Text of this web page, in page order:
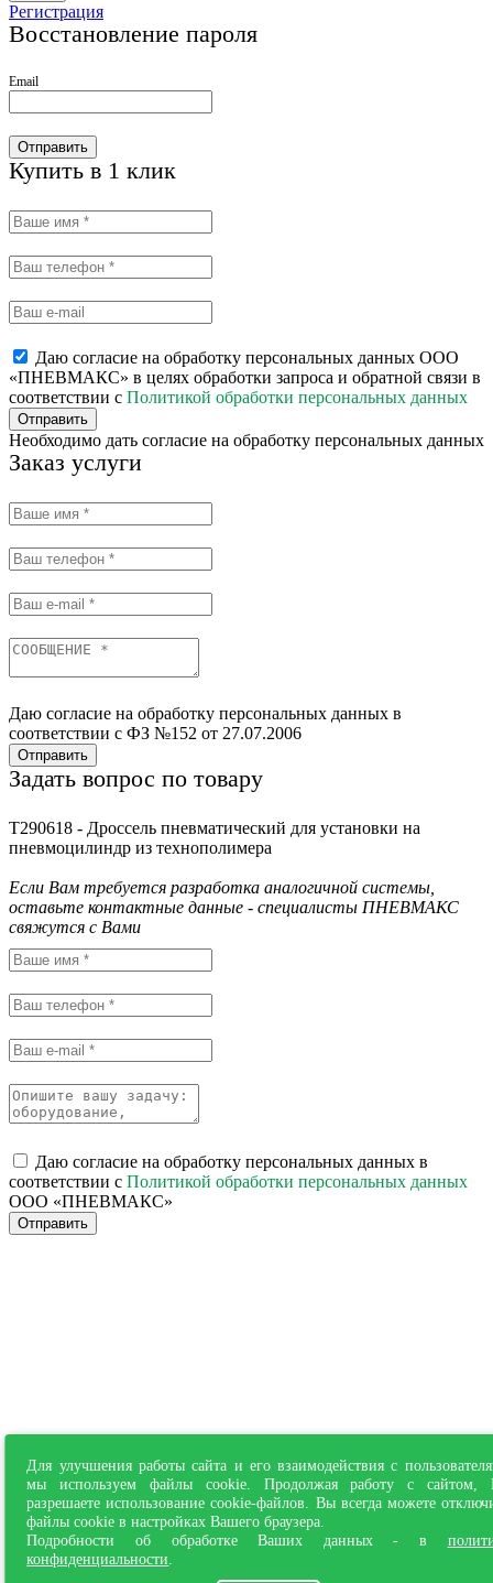
Для улучшения работы сайта и его взаимодействия с
мы используем файлы cookie. Продолжая работу с сайтом,
разрешаете использование cookie-файлов. Вы всегда можете
файлы cookie в настройках Вашего браузера.
Подробности об обработке Ваших данных - в
конфиденциальности
Регистрация
Восстановление пароля
Email
Отправить
Купить в 1 клик
Даю согласие на обработку персональных данных ООО
«ПНЕВМАКС» в целях обработки запроса и обратной связи в
соответствии с Политикой обработки персональных данных
Отправить
Необходимо дать согласие на обработку персональных данных
Заказ услуги
Даю согласие на обработку персональных данных в
соответствии с ФЗ №152 от 27.07.2006
Отправить
Задать вопрос по товару
T290618 - Дроcсель пневматический для установки на
пневмоцилиндр из технополимера
Если Вам требуется разработка аналогичной системы,
оставьте контактные данные - специалисты ПНЕВМАКС
свяжутся с Вами
Даю согласие на обработку персональных данных в
соответствии с Политикой обработки персональных данных
ООО «ПНЕВМАКС»
Отправить